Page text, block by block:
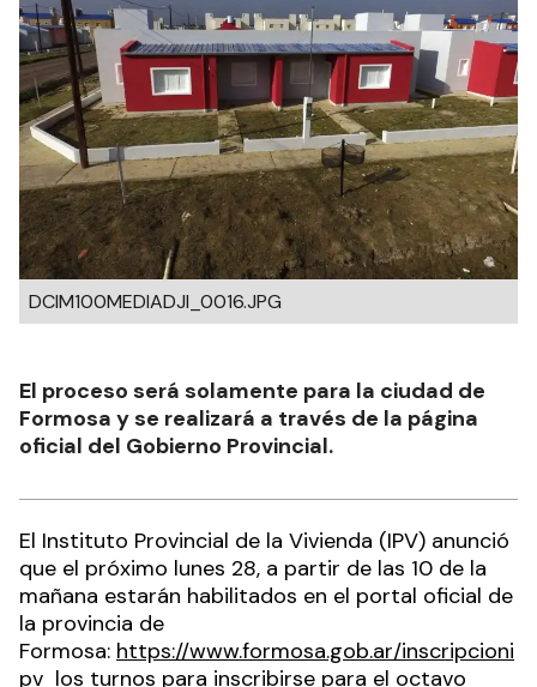
DCIM100MEDIADJI_0016.JPG
El proceso será solamente para la ciudad de
Formosa y se realizará a través de la página
oficial del Gobierno Provincial.
El Instituto Provincial de la Vivienda (IPV) anunció
que el próximo lunes 28, a partir de las 10 de la
mañana estarán habilitados en el portal oficial de
la provincia de
Formosa: https://www.formosa.gob.ar/inscripcioni
pv los turnos para inscribirse para el octavo